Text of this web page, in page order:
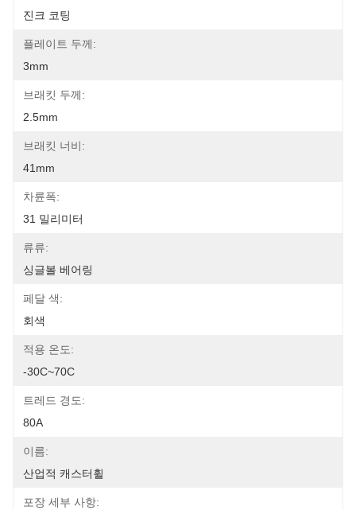
진크 코팅
플레이트 두께:
3mm
브래킷 두께:
2.5mm
브래킷 너비:
41mm
차륜폭:
31 밀리미터
류류:
싱글볼 베어링
페달 색:
회색
적용 온도:
-30C~70C
트레드 경도:
80A
이름:
산업적 캐스터휠
포장 세부 사항: